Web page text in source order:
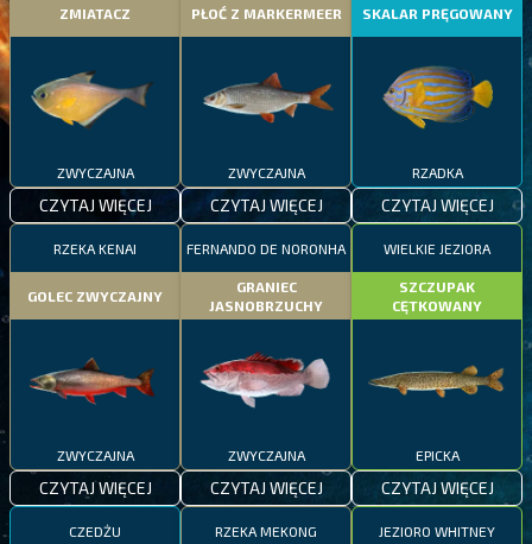
ZMIATACZ
ZWYCZAJNA
CZYTAJ WIĘCEJ
PŁOĆ Z MARKERMEER
ZWYCZAJNA
CZYTAJ WIĘCEJ
SKALAR PRĘGOWANY
RZADKA
CZYTAJ WIĘCEJ
RZEKA KENAI
GOLEC ZWYCZAJNY
ZWYCZAJNA
CZYTAJ WIĘCEJ
FERNANDO DE NORONHA
GRANIEC
JASNOBRZUCHY
ZWYCZAJNA
CZYTAJ WIĘCEJ
WIELKIE JEZIORA
SZCZUPAK
CĘTKOWANY
EPICKA
CZYTAJ WIĘCEJ
CZEDŻU RZEKA MEKONG JEZIORO WHITNEY